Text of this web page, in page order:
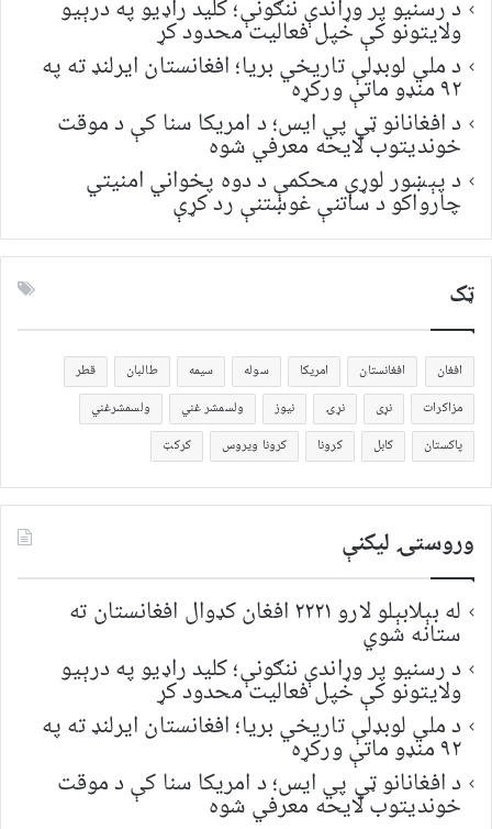
د رسنیو پر وړاندې ننګونې؛ کلید راډیو په درېیو
ولایتونو کې خپل فعالیت محدود کړ
د ملي لوبډلې تاریخي بریا؛ افغانستان ایرلنډ ته په
۹۲ منډو ماتې ورکړه
د افغانانو ټي پي ایس؛ د امریکا سنا کې د موقت
خونديتوب لایحه معرفي شوه
د پېښور لوړې محکمې د دوه پخواني امنیتي
چارواکو د ساتنې غوښتنې رد کړې
ټک
افغان افغانستان امریکا سوله سیمه طالبان
قطر
مزاکرات
نړی نړۍ نیوز ولسمشر غني
ولسمشرغني
پاکستان
کابل کرونا کرونا ویروس کرکټ
وروستۍ ليکنې
له بېلابېلو لارو ۲۲۲۱ افغان کډوال افغانستان ته
ستانه شوي
د رسنیو پر وړاندې ننګونې؛ کلید راډیو په درېیو
ولایتونو کې خپل فعالیت محدود کړ
د ملي لوبډلې تاریخي بریا؛ افغانستان ایرلنډ ته په
۹۲ منډو ماتې ورکړه
د افغانانو ټي پي ایس؛ د امریکا سنا کې د موقت
خونديتوب لایحه معرفي شوه